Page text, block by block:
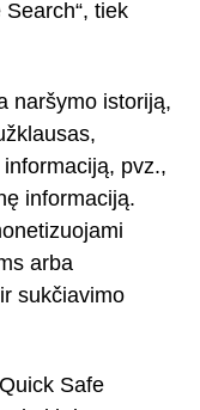
tiek
naršymo istoriją,
pvz.,
informaciją.
arba
sukčiavimo
Safe